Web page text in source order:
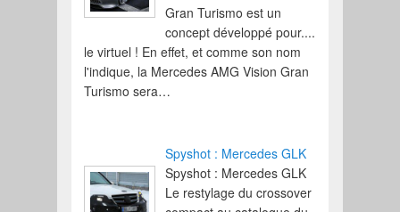
Gran Turismo est un
concept développé pour....
le virtuel ! En effet, et comme son nom
l'indique, la Mercedes AMG Vision Gran
Turismo sera…
Spyshot : Mercedes GLK
Spyshot : Mercedes GLK
Le restylage du crossover